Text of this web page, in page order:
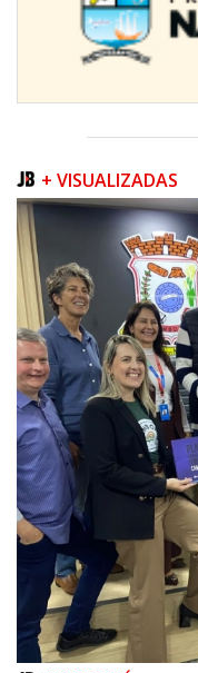
09/08/2026 | 07:00
Prefeitura apresenta
próxima quinta-feira (13/08)
BALNEÁRIO
+ VISUALIZADAS